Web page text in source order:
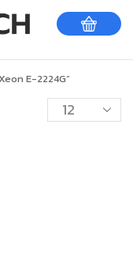
E-2224G”